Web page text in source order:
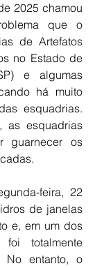
2025 chamou
que o
de Artefatos
no Estado de
e algumas
há muito
esquadrias.
as esquadrias
guarnecer os
feira, 22
de janelas
e, em um dos
totalmente
No entanto, o